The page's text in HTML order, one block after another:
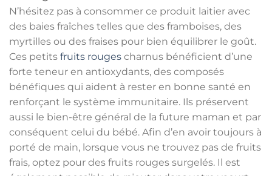
N’hésitez pas à consommer ce produit laitier avec
des baies fraîches telles que des framboises, des
myrtilles ou des fraises pour bien équilibrer le goût.
Ces petits fruits rouges charnus bénéficient d’une
forte teneur en antioxydants, des composés
bénéfiques qui aident à rester en bonne santé en
renforçant le système immunitaire. Ils préservent
aussi le bien-être général de la future maman et par
conséquent celui du bébé. Afin d’en avoir toujours à
porté de main, lorsque vous ne trouvez pas de fruits
frais, optez pour des fruits rouges surgelés. Il est